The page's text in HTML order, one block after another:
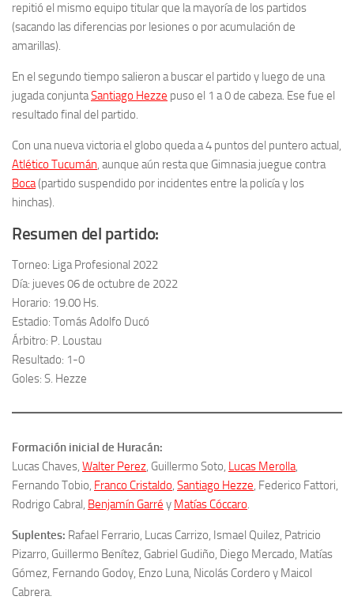
repitió el mismo equipo titular que la mayoría de los partidos
(sacando las diferencias por lesiones o por acumulación de
amarillas).
En el segundo tiempo salieron a buscar el partido y luego de una
jugada conjuntaSantiago Hezze puso el 1 a 0 de cabeza. Ese fue el
resultado final del partido.
Con una nueva victoria el globo queda a 4 puntos del puntero actual,
Atlético Tucumán, aunque aún resta que Gimnasia juegue contra
Boca(partido suspendido por incidentes entre la policía y los
hinchas).
Resumen del partido:
Torneo: Liga Profesional 2022
Día: jueves 06 de octubre de 2022
Horario: 19.00 Hs.
Estadio: Tomás Adolfo Ducó
Árbitro: P. Loustau
Resultado: 1-0
Goles: S. Hezze
Formación inicial de Huracán:
Lucas Chaves, Walter Perez, Guillermo Soto, Lucas Merolla,
Fernando Tobio, Franco Cristaldo, Santiago Hezze, Federico Fattori,
Rodrigo Cabral, Benjamín Garré y Matías Cóccaro.
Suplentes: Rafael Ferrario, Lucas Carrizo, Ismael Quilez, Patricio
Pizarro, Guillermo Benítez, Gabriel Gudiño, Diego Mercado, Matías
Gómez, Fernando Godoy, Enzo Luna, Nicolás Cordero y Maicol
Cabrera.